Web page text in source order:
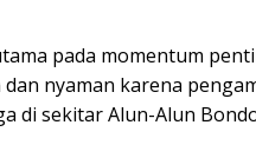
pada momentum
nyaman karena
di sekitar Alun-Alun